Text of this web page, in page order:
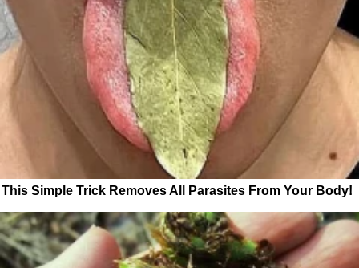
This Simple Trick Removes All Parasites From Your Body!